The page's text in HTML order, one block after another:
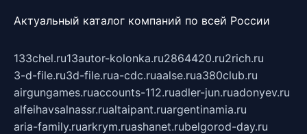
Актуальный каталог компаний по всей России
133chel.ru13autor-kolonka.ru2864420.ru2rich.ru
3-d-file.ru3d-file.rua-cdc.ruaalse.rua380club.ru
airgungames.ruaccounts-112.ruadler-jun.ruadonyev.ru
alfeihavsalnassr.rualtaipant.ruargentinamia.ru
aria-family.ruarkrym.ruashanet.rubelgorod-day.ru